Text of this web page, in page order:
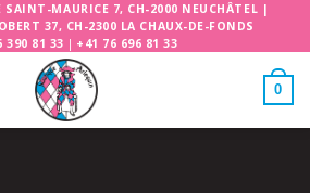
SAINT-MAURICE 7, CH-2000 NEUCHÂTEL |
37, CH-2300 LA CHAUX-DE-FONDS
390 81 33 | +41 76 696 81 33
0